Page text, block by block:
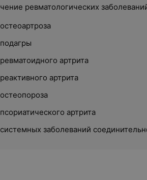
ревматологических
остеоартроза
подагры
ревматоидного артрита
реактивного артрита
остеопороза
псориатического артрита
системных заболеваний